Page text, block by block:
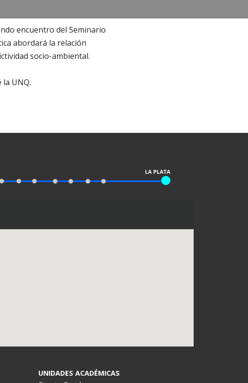
encuentro del Seminario
abordará la relación
socio-ambiental.
la UNQ.
UNIDADES ACADÉMICAS